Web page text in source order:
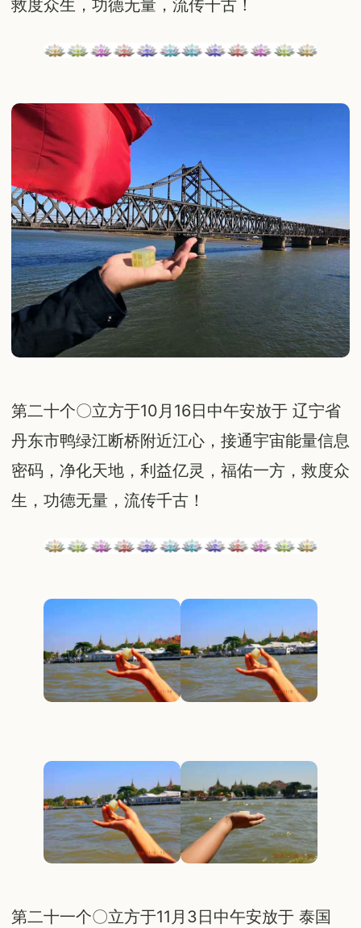
救度众生，功德无量，流传千古！
第二十个〇立方于10月16日中午安放于 辽宁省
丹东市鸭绿江断桥附近江心，接通宇宙能量信息
密码，净化天地，利益亿灵，福佑一方，救度众
生，功德无量，流传千古！
第二十一个〇立方于11月3日中午安放于 泰国